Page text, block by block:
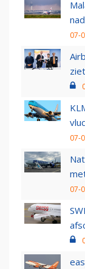
07-
07-
07-